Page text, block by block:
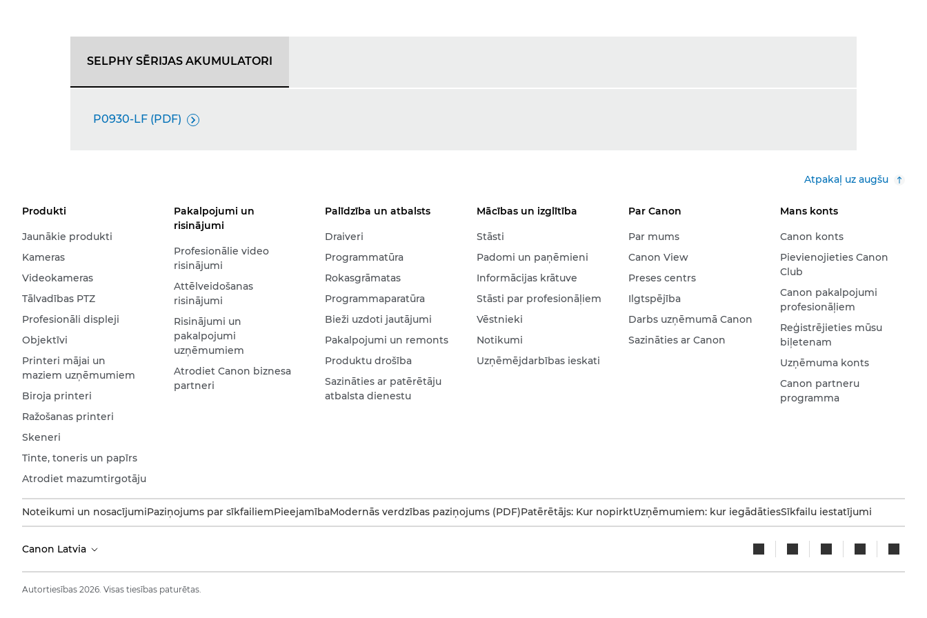
SELPHY SĒRIJAS AKUMULATORI
P0930-LF (PDF) 
Atpakaļ uz augšu
Produkti
Jaunākie produkti
Kameras
Videokameras
Tālvadības PTZ
Profesionāli displeji
Objektīvi
Printeri mājai un
maziem uzņēmumiem
Biroja printeri
Ražošanas printeri
Skeneri
Tinte, toneris un papīrs
Atrodiet mazumtirgotāju
Pakalpojumi un
risinājumi
Profesionālie video
risinājumi
Attēlveidošanas
risinājumi
Risinājumi un
pakalpojumi
uzņēmumiem
Atrodiet Canon biznesa
partneri
Palīdzība un atbalsts
Draiveri
Programmatūra
Rokasgrāmatas
Programmaparatūra
Bieži uzdoti jautājumi
Pakalpojumi un remonts
Produktu drošība
Sazināties ar patērētāju
atbalsta dienestu
Mācības un izglītība
Stāsti
Padomi un paņēmieni
Informācijas krātuve
Stāsti par profesionāļiem
Vēstnieki
Notikumi
Uzņēmējdarbības ieskati
Par Canon
Par mums
Canon View
Preses centrs
Ilgtspējība
Darbs uzņēmumā Canon
Sazināties ar Canon
Mans konts
Canon konts
Pievienojieties Canon
Club
Canon pakalpojumi
profesionāļiem
Reģistrējieties mūsu
biļetenam
Uzņēmuma konts
Canon partneru
programma
Noteikumi un nosacījumiPaziņojums par sīkfailiemPieejamībaModernās verdzības paziņojums (PDF)Patērētājs: Kur nopirktUzņēmumiem: kur iegādātiesSīkfailu iestatījumi
Canon Latvia
Autortiesības 2026. Visas tiesības paturētas.